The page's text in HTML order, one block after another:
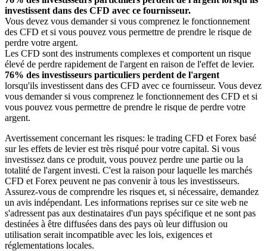
investissent dans des CFD avec ce fournisseur.
Vous devez vous demander si vous comprenez le fonctionnement
des CFD et si vous pouvez vous permettre de prendre le risque de
perdre votre argent.
Les CFD sont des instruments complexes et comportent un risque
élevé de perdre rapidement de l'argent en raison de l'effet de levier.
76% des investisseurs particuliers perdent de l'argent
lorsqu'ils investissent dans des CFD avec ce fournisseur. Vous devez
vous demander si vous comprenez le fonctionnement des CFD et si
vous pouvez vous permettre de prendre le risque de perdre votre
argent.
Avertissement concernant les risques: le trading CFD et Forex basé
sur les effets de levier est très risqué pour votre capital. Si vous
investissez dans ce produit, vous pouvez perdre une partie ou la
totalité de l'argent investi. C'est la raison pour laquelle les marchés
CFD et Forex peuvent ne pas convenir à tous les investisseurs.
Assurez-vous de comprendre les risques et, si nécessaire, demandez
un avis indépendant. Les informations reprises sur ce site web ne
s'adressent pas aux destinataires d'un pays spécifique et ne sont pas
destinées à être diffusées dans des pays où leur diffusion ou
utilisation serait incompatible avec les lois, exigences et
réglementations locales.